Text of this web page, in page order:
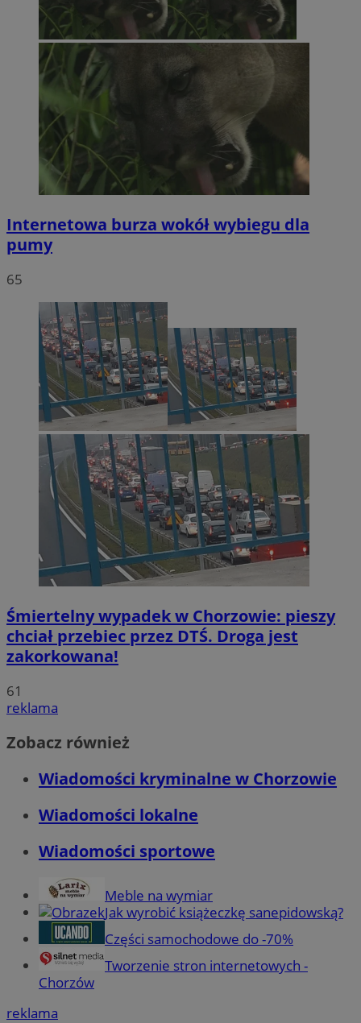
Internetowa burza wokół wybiegu dla
pumy
65
Śmiertelny wypadek w Chorzowie: pieszy
chciał przebiec przez DTŚ. Droga jest
zakorkowana!
61
reklama
Zobacz również
Wiadomości kryminalne w Chorzowie
Wiadomości lokalne
Wiadomości sportowe
Meble na wymiar
Jak wyrobić książeczkę sanepidowską?
Części samochodowe do -70%
Tworzenie stron internetowych -
Chorzów
reklama